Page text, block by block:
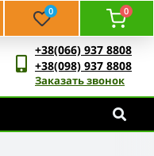
0 0
+38(066) 937 8808
+38(098) 937 8808
Заказать звонок